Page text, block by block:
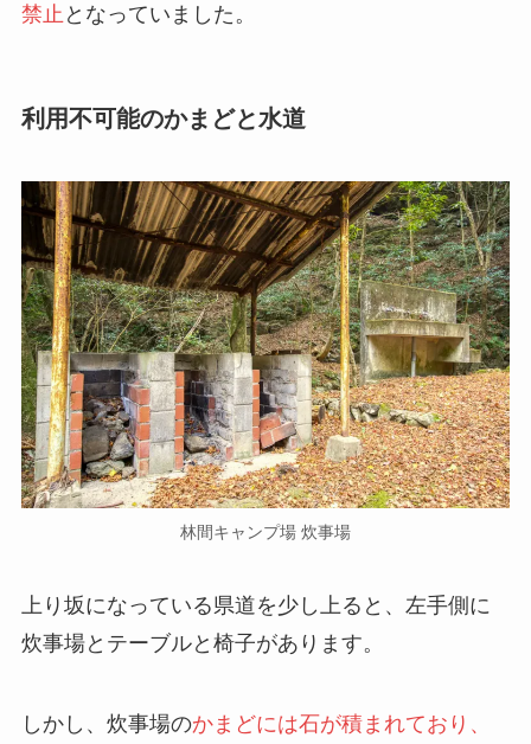
禁止 となっていました。
利用不可能のかまどと水道
林間キャンプ場 炊事場
上り坂になっている県道を少し上ると、左手側に
炊事場とテーブルと椅子があります。
しかし、炊事場のかまどには石が積まれており、